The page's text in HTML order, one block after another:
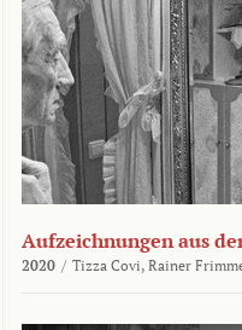
Aufzeichnungen aus
2020 / Tizza Covi, Rainer